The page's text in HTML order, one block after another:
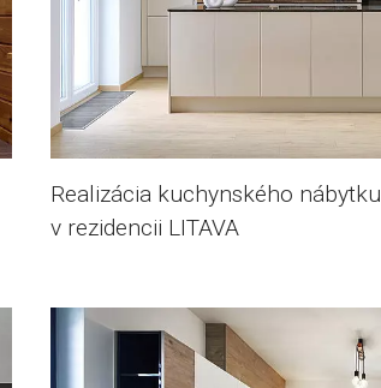
Realizácia kuchynského nábytku
v rezidencii LITAVA